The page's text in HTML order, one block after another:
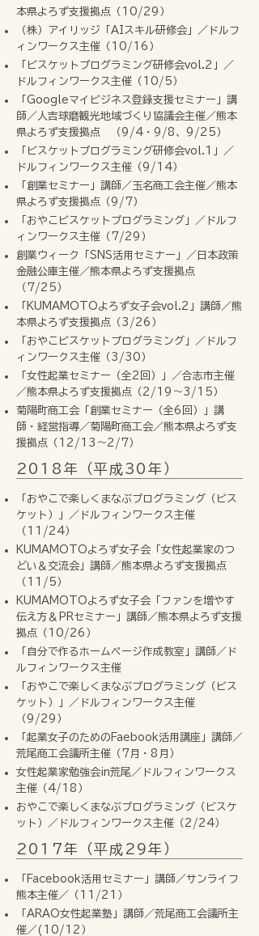
本県よろず支援拠点（10/29）
（株）アイリッジ「AIスキル研修会」／ドルフ
ィンワークス主催（10/16）
「ビスケットプログラミング研修会vol.2」／
ドルフィンワークス主催（10/5）
「Googleマイビジネス登録支援セミナー」講
師／人吉球磨観光地域づくり協議会主催／熊本
県よろず支援拠点 （9/4・9/8、9/25）
「ビスケットプログラミング研修会vol.1」／
ドルフィンワークス主催（9/14）
「創業セミナー」講師／玉名商工会主催／熊本
県よろず支援拠点（9/7）
「おやこビスケットプログラミング」／ドルフ
ィンワークス主催（7/29）
創業ウィーク「SNS活用セミナー」／日本政策
金融公庫主催／熊本県よろず支援拠点
（7/25）
「KUMAMOTOよろず女子会vol.2」講師／熊
本県よろず支援拠点（3/26）
「おやこビスケットプログラミング」／ドルフ
ィンワークス主催（3/30）
「女性起業セミナー（全2回）」／合志市主催
／熊本県よろず支援拠点（2/19〜3/15）
菊陽町商工会「創業セミナー（全6回）」講
師・経営指導／菊陽町商工会／熊本県よろず支
援拠点（12/13～2/7）
2018年（平成30年）
「おやこで楽しくまなぶプログラミング（ビス
ケット）」／ドルフィンワークス主催
（11/24）
KUMAMOTOよろず女子会「女性起業家のつ
どい＆交流会」講師／熊本県よろず支援拠点
（11/5）
KUMAMOTOよろず女子会「ファンを増やす
伝え方＆PRセミナー」講師／熊本県よろず支援
拠点（10/26）
「自分で作るホームページ作成教室」講師／ド
ルフィンワークス主催
「おやこで楽しくまなぶプログラミング（ビス
ケット）」／ドルフィンワークス主催
（9/29）
「起業女子のためのFaebook活用講座」講師／
荒尾商工会議所主催（7月・8月）
女性起業家勉強会in荒尾／ドルフィンワークス
主催（4/18）
おやこで楽しくまなぶプログラミング（ビスケ
ット）／ドルフィンワークス主催（2/24）
2017年（平成29年）
「Facebook活用セミナー」講師／サンライフ
熊本主催／（11/21）
「ARAO女性起業塾」講師／荒尾商工会議所主
催／(10/12）